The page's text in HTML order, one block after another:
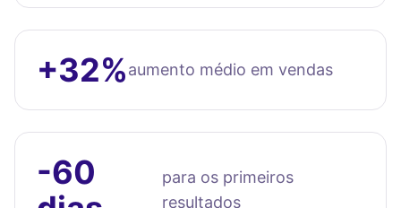
+32%aumento médio em vendas
-60
para os primeiros
resultados